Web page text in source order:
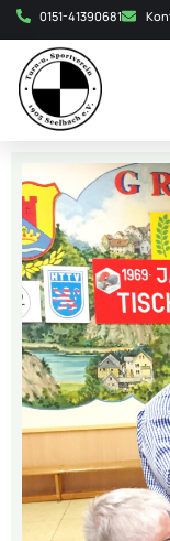
0151-41390681